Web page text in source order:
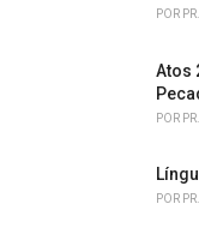
POR
Atos
POR
POR